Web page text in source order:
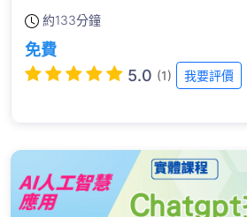
約133分鐘
免費
5.0 (1) 我要評價